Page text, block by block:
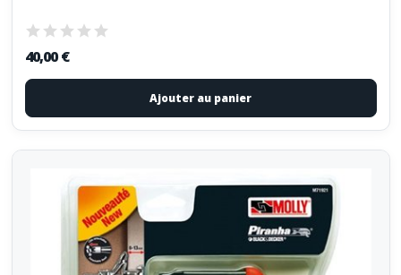
40,00 €
Ajouter au panier